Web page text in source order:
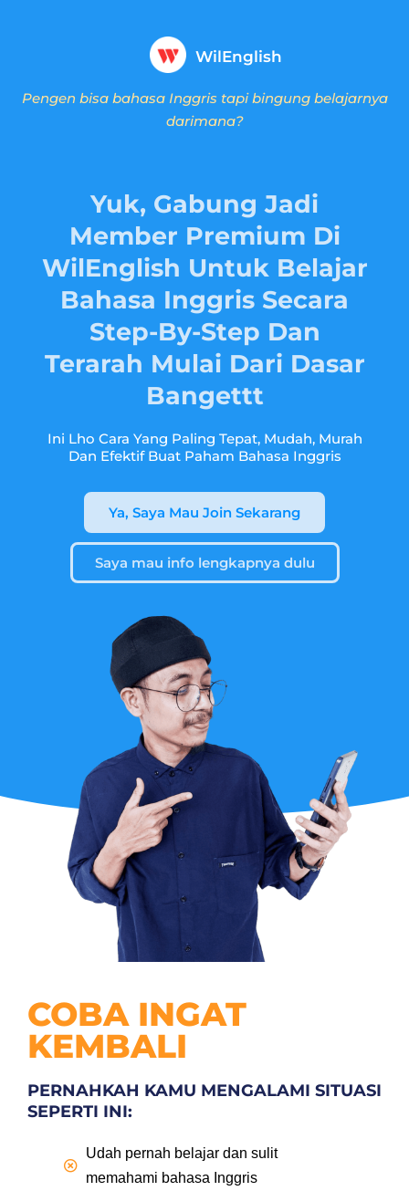
WilEnglish
Pengen bisa bahasa Inggris tapi bingung belajarnya
darimana?
Yuk, Gabung Jadi
Member Premium Di
WilEnglish Untuk Belajar
Bahasa Inggris Secara
Step-By-Step Dan
Terarah Mulai Dari Dasar
Bangettt
Ini Lho Cara Yang Paling Tepat, Mudah, Murah
Dan Efektif Buat Paham Bahasa Inggris
Ya, Saya Mau Join Sekarang
Saya mau info lengkapnya dulu
COBA INGAT
KEMBALI
PERNAHKAH KAMU MENGALAMI SITUASI
SEPERTI INI:
Udah pernah belajar dan sulit
memahami bahasa Inggris